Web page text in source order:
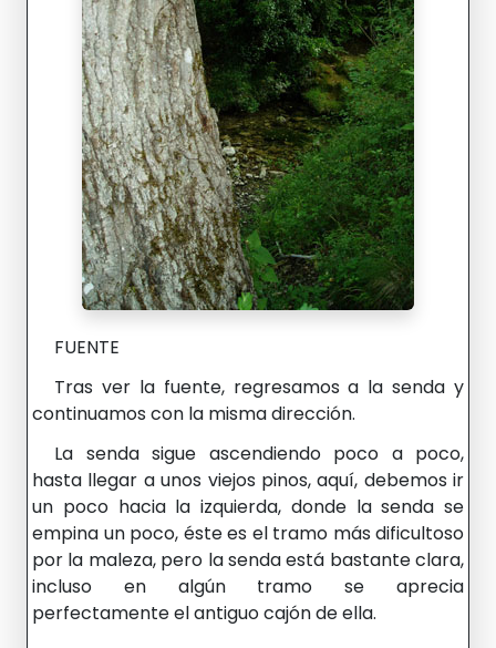
FUENTE
Tras ver la fuente, regresamos a la senda y
continuamos con la misma dirección.
La senda sigue ascendiendo poco a poco,
hasta llegar a unos viejos pinos, aquí, debemos ir
un poco hacia la izquierda, donde la senda se
empina un poco, éste es el tramo más dificultoso
por la maleza, pero la senda está bastante clara,
incluso en algún tramo se aprecia
perfectamente el antiguo cajón de ella.